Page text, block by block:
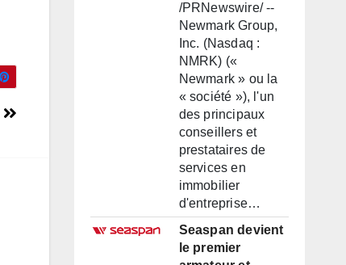
/PRNewswire/ --
Newmark Group,
Inc. (Nasdaq :
NMRK) («
Newmark » ou la
« société »), l'un
des principaux
conseillers et
prestataires de
services en
immobilier
d'entreprise…
Seaspan devient
le premier